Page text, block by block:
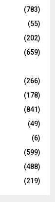
(783)
(55)
(202)
(659)
(266)
(178)
(841)
(49)
(6)
(599)
(488)
(219)